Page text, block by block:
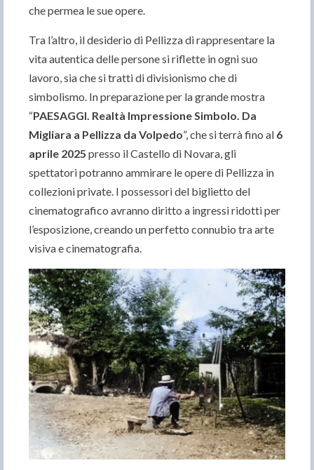
che permea le sue opere.
Tra l’altro, il desiderio di Pellizza di rappresentare la
vita autentica delle persone si riflette in ogni suo
lavoro, sia che si tratti di divisionismo che di
simbolismo. In preparazione per la grande mostra
“PAESAGGI. Realtà Impressione Simbolo. Da
Migliara a Pellizza da Volpedo”, che si terrà fino al 6
aprile 2025 presso il Castello di Novara, gli
spettatori potranno ammirare le opere di Pellizza in
collezioni private. I possessori del biglietto del
cinematografico avranno diritto a ingressi ridotti per
l’esposizione, creando un perfetto connubio tra arte
visiva e cinematografia.